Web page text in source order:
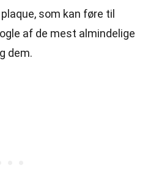
som kan føre til
af de mest almindelige
dem.